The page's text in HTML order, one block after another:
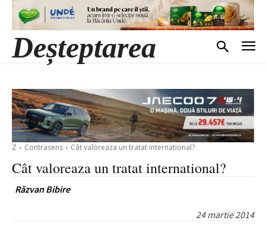
Deșteptarea
Z Contrasens Cât valoreaza un tratat international?
Cât valoreaza un tratat international?
Răzvan Bibire
24 martie 2014